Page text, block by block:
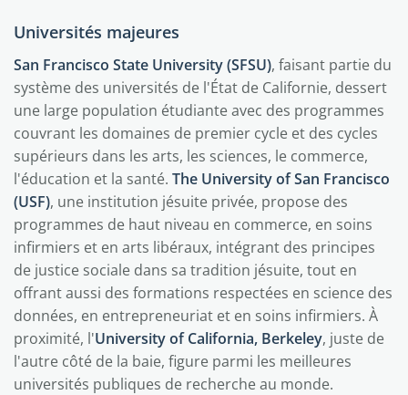
Universités majeures
San Francisco State University (SFSU), faisant partie du
système des universités de l'État de Californie, dessert
une large population étudiante avec des programmes
couvrant les domaines de premier cycle et des cycles
supérieurs dans les arts, les sciences, le commerce,
l'éducation et la santé. The University of San Francisco
(USF), une institution jésuite privée, propose des
programmes de haut niveau en commerce, en soins
infirmiers et en arts libéraux, intégrant des principes
de justice sociale dans sa tradition jésuite, tout en
offrant aussi des formations respectées en science des
données, en entrepreneuriat et en soins infirmiers. À
proximité, l'University of California, Berkeley, juste de
l'autre côté de la baie, figure parmi les meilleures
universités publiques de recherche au monde.